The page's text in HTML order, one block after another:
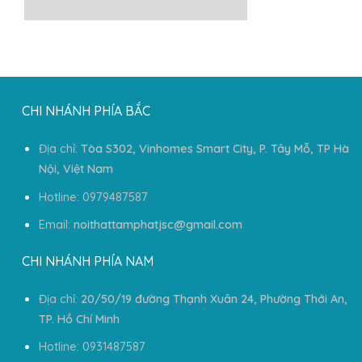
CHI NHÁNH PHÍA BẮC
Địa chỉ: Tòa S302, Vinhomes Smart City, P. Tây Mỗ, TP Hà
Nội, Việt Nam
Hotline: 0979487587
Email: noithattamphatjsc@gmail.com
CHI NHÁNH PHÍA NAM
Địa chỉ: 20/50/19 đường Thạnh Xuân 24, Phường Thới An,
TP. Hồ Chí Minh
Hotline: 0931487587